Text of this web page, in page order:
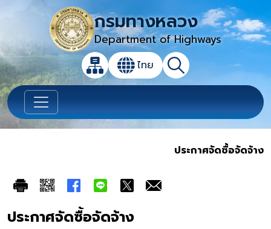
กรมทางหลวง
Department of Highways
แผนผังเว็บไซต์
เปลี่ยนภาษา
ไทย ค้นหา
เปิดกล่องค้นหาข้อมูลหลักของเว็บไซต์
ประกาศจัดซื้อจัดจ้าง
ประกาศจัดซื้อจัดจ้าง